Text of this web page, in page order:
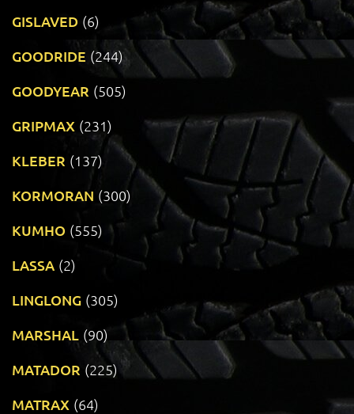
GISLAVED (6)
GOODRIDE (244)
GOODYEAR (505)
GRIPMAX (231)
KLEBER (137)
KORMORAN (300)
KUMHO (555)
LASSA (2)
LINGLONG (305)
MARSHAL (90)
MATADOR (225)
MATRAX (64)